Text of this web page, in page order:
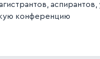
конференцию